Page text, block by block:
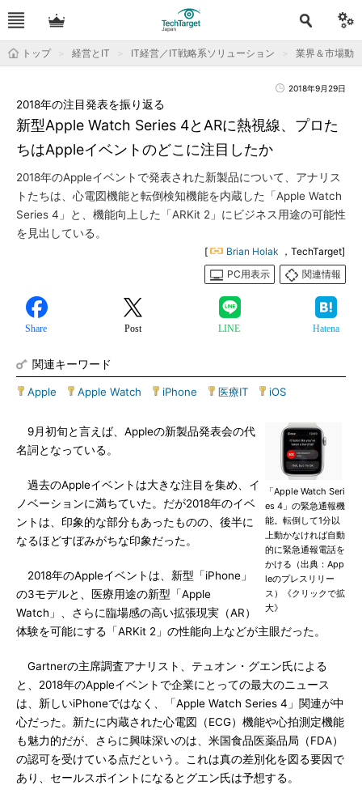
トップ 経営とIT IT経営／IT戦略系ソリューション 業界＆市場動
2018年9月29日
新型Apple Watch Series 4とARに熱視線、プロた
ちはAppleイベントのどこに注目したか
2018年の注目発表を振り返る
2018年のAppleイベントで発表された新製品について、アナリス
トたちは、心電図機能と転倒検知機能を内蔵した「Apple Watch
Series 4」と、機能向上した「ARKit 2」にビジネス用途の可能性
を見出している。
[ Brian Holak ，TechTarget]
PC用表示
関連情報
Share Post LINE Hatena
関連キーワード
Apple Apple Watch iPhone 医療IT iOS
「Apple Watch Seri
es 4」の緊急通報機
能。転倒して1分以
上動かなければ自動
的に緊急通報電話を
かける（出典：App
leのプレスリリー
ス）《クリックで拡
大》
9月初旬と言えば、Appleの新製品発表会の代
名詞となっている。
過去のAppleイベントは大きな注目を集め、イ
ノベーションに満ちていた。だが2018年のイベ
ントは、印象的な部分もあったものの、後半に
なるほどすぼみがちな印象だった。
2018年のAppleイベントは、新型「iPhone」
の3モデルと、医療用途の新型「Apple
Watch」、さらに臨場感の高い拡張現実（AR）
体験を可能にする「ARKit 2」の性能向上などが主眼だった。
Gartnerの主席調査アナリスト、テュオン・グエン氏による
と、2018年のAppleイベントで企業にとっての最大のニュース
は、新しいiPhoneではなく、「Apple Watch Series 4」関連が中
心だった。新たに内蔵された心電図（ECG）機能や心拍測定機能
も魅力的だが、さらに興味深いのは、米国食品医薬品局（FDA）
の認可を受けている点だという。これは真の差別化を図る要因で
あり、セールスポイントになるとグエン氏は予想する。